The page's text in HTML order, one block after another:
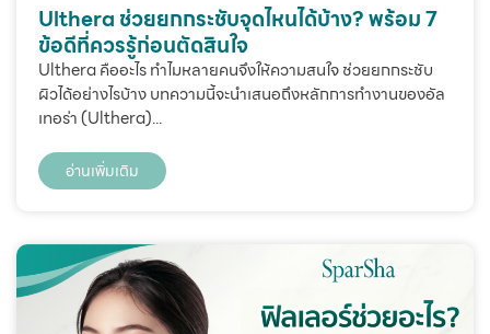
Ulthera ช่วยยกกระชับจุดไหนได้บ้าง? พร้อม 7
ข้อดีที่ควรรู้ก่อนตัดสินใจ
Ulthera คืออะไร ทำไมหลายคนจึงให้ความสนใจ ช่วยยกกระชับ
ผิวได้อย่างไรบ้าง บทความนี้จะนำเสนอถึงหลักการทำงานของอัล
เทอร่า (Ulthera)...
อ่านเพิ่มเติม